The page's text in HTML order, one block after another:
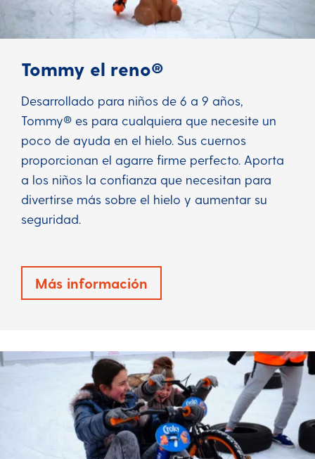
Tommy el reno®
Desarrollado para niños de 6 a 9 años,
Tommy® es para cualquiera que necesite un
poco de ayuda en el hielo. Sus cuernos
proporcionan el agarre firme perfecto. Aporta
a los niños la confianza que necesitan para
divertirse más sobre el hielo y aumentar su
seguridad.
Más información